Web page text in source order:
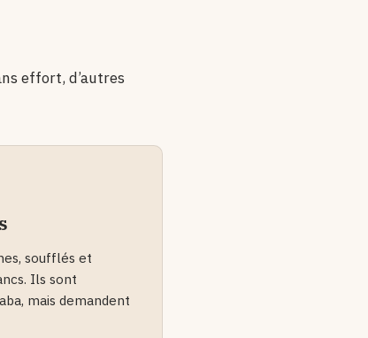
effort, d’autres
soufflés et
Ils sont
mais demandent